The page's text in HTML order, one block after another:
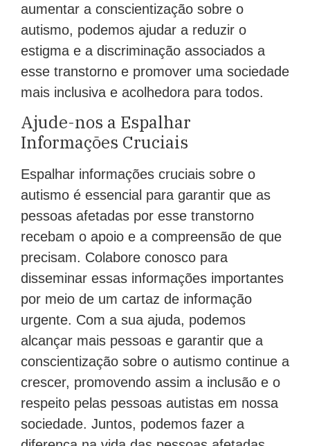
aumentar a conscientização sobre o
autismo, podemos ajudar a reduzir o
estigma e a discriminação associados a
esse transtorno e promover uma sociedade
mais inclusiva e acolhedora para todos.
Ajude-nos a Espalhar
Informações Cruciais
Espalhar informações cruciais sobre o
autismo é essencial para garantir que as
pessoas afetadas por esse transtorno
recebam o apoio e a compreensão de que
precisam. Colabore conosco para
disseminar essas informações importantes
por meio de um cartaz de informação
urgente. Com a sua ajuda, podemos
alcançar mais pessoas e garantir que a
conscientização sobre o autismo continue a
crescer, promovendo assim a inclusão e o
respeito pelas pessoas autistas em nossa
sociedade. Juntos, podemos fazer a